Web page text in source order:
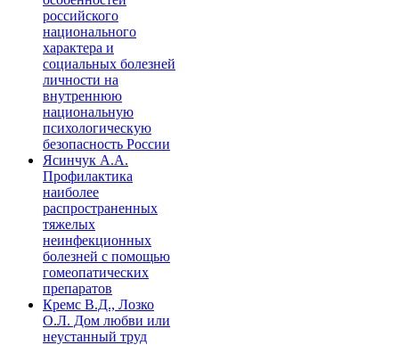
российского
национального
характера и
социальных болезней
личности на
внутреннюю
национальную
психологическую
безопасность России
Ясинчук А.А.
Профилактика
наиболее
распространенных
тяжелых
неинфекционных
болезней с помощью
гомеопатических
препаратов
Кремс В.Д., Лозко
О.Л. Дом любви или
неустанный труд